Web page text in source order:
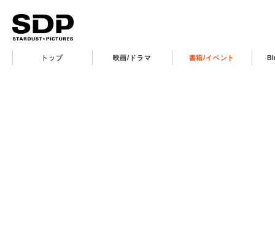
トップ 映画/ドラマ 書籍/イベント